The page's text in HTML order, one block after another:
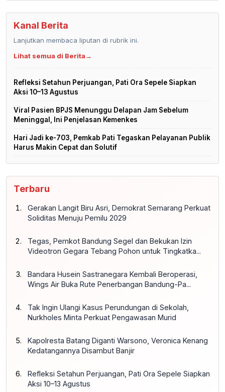
Kanal Berita
Lanjutkan membaca liputan di rubrik ini.
Lihat semua di Berita→
Refleksi Setahun Perjuangan, Pati Ora Sepele Siapkan
Aksi 10–13 Agustus
Viral Pasien BPJS Menunggu Delapan Jam Sebelum
Meninggal, Ini Penjelasan Kemenkes
Hari Jadi ke-703, Pemkab Pati Tegaskan Pelayanan Publik
Harus Makin Cepat dan Solutif
Terbaru
Gerakan Langit Biru Asri, Demokrat Semarang Perkuat
Soliditas Menuju Pemilu 2029
Tegas, Pemkot Bandung Segel dan Bekukan Izin
Videotron Gegara Tebang Pohon untuk Tingkatka...
Bandara Husein Sastranegara Kembali Beroperasi,
Wings Air Buka Rute Penerbangan Bandung-Pa...
Tak Ingin Ulangi Kasus Perundungan di Sekolah,
Nurkholes Minta Perkuat Pengawasan Murid
Kapolresta Batang Diganti Warsono, Veronica Kenang
Kedatangannya Disambut Banjir
Refleksi Setahun Perjuangan, Pati Ora Sepele Siapkan
Aksi 10–13 Agustus